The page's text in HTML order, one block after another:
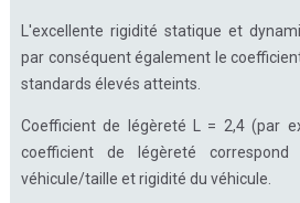
L'excellente rigidité statique et
par conséquent également le
standards élevés atteints.
Coefficient de légèreté L = 2,4 (par
coefficient de légèreté
véhicule/taille et rigidité du véhicule.